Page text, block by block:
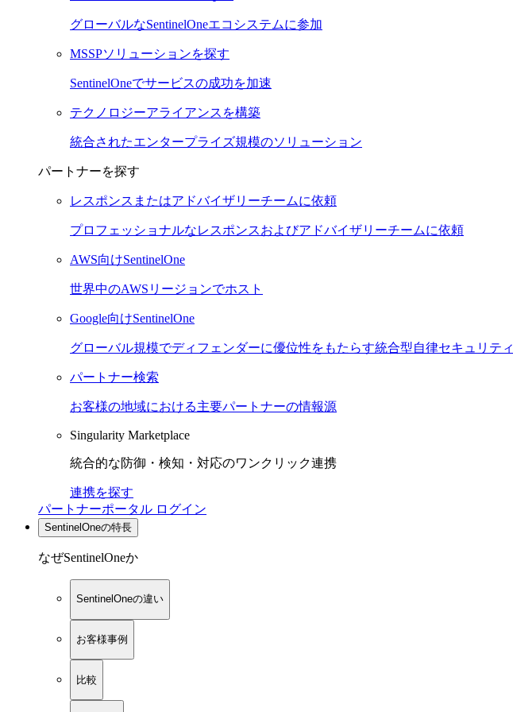
グローバルなSentinelOneエコシステムに参加
MSSPソリューションを探す
SentinelOneでサービスの成功を加速
テクノロジーアライアンスを構築
統合されたエンタープライズ規模のソリューション
パートナーを探す
レスポンスまたはアドバイザリーチームに依頼
プロフェッショナルなレスポンスおよびアドバイザリーチームに依頼
AWS向けSentinelOne
世界中のAWSリージョンでホスト
Google向けSentinelOne
グローバル規模でディフェンダーに優位性をもたらす統合型自律セキュリティ
パートナー検索
お客様の地域における主要パートナーの情報源
Singularity Marketplace
統合的な防御・検知・対応のワンクリック連携
連携を探す
パートナーポータル ログイン
SentinelOneの特長
なぜSentinelOneか
SentinelOneの違い
お客様事例
比較